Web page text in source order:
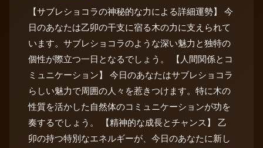
【サブレショコラの神秘的な力による詳細運勢】 今
日のあなたは乙卯の干支に宿る木の力に支えられて
います。サブレショコラのような深い魅力と独特の
個性が際立つ一日となるでしょう。 【人間関係とコ
ミュニケーション】 今日のあなたはサブレショコラ
らしい魅力で周囲の人々を惹きつけます。特に木の
性質を活かした自然体のコミュニケーションが功を
奏するでしょう。 【精神的な成長とチャンス】 乙
卯の持つ特別なエネルギーが、今日のあなたに新し